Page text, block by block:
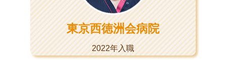
東京西徳洲会病院
2022年入職